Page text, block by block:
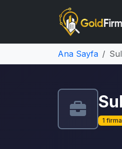
Ana Sayfa
1 firma